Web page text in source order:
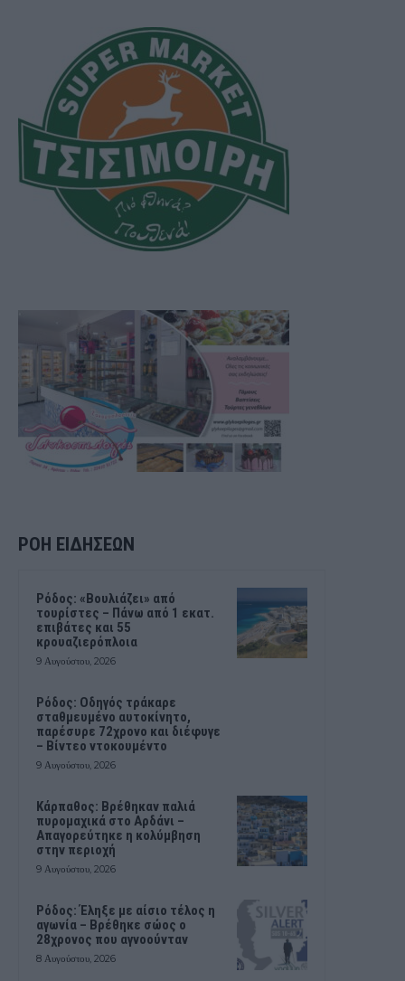
ΡΟΗ ΕΙΔΗΣΕΩΝ
Ρόδος: «Βουλιάζει» από
τουρίστες – Πάνω από 1 εκατ.
επιβάτες και 55
κρουαζιερόπλοια
9 Αυγούστου, 2026
Ρόδος: Οδηγός τράκαρε
σταθμευμένο αυτοκίνητο,
παρέσυρε 72χρονο και διέφυγε
– Βίντεο ντοκουμέντο
9 Αυγούστου, 2026
Κάρπαθος: Βρέθηκαν παλιά
πυρομαχικά στο Αρδάνι –
Απαγορεύτηκε η κολύμβηση
στην περιοχή
9 Αυγούστου, 2026
Ρόδος: Έληξε με αίσιο τέλος η
αγωνία – Βρέθηκε σώος ο
28χρονος που αγνοούνταν
8 Αυγούστου, 2026